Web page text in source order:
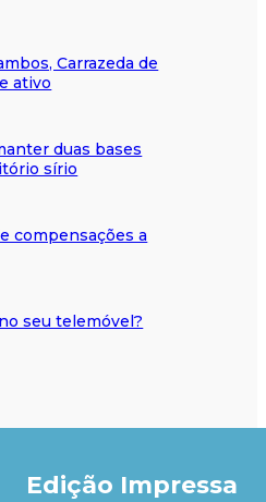
Carrazeda de
ativo
duas bases
sírio
compensações a
seu telemóvel?
Edição Impressa